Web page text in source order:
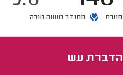
מתנדב בשעה טובה
הדברת עש